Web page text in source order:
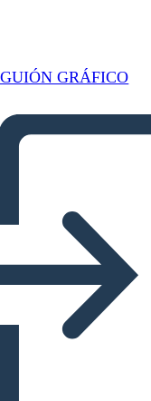
GRÁFICO